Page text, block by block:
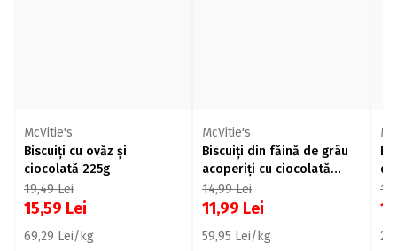
McVitie's
Biscuiți cu ovăz și
ciocolată 225g
19,49Lei
15,59 Lei
69,29 Lei/kg
McVitie's
Biscuiți din făină de grâu
acoperiți cu ciocolată
neagră 200g
14,99Lei
11,99 Lei
59,95 Lei/kg